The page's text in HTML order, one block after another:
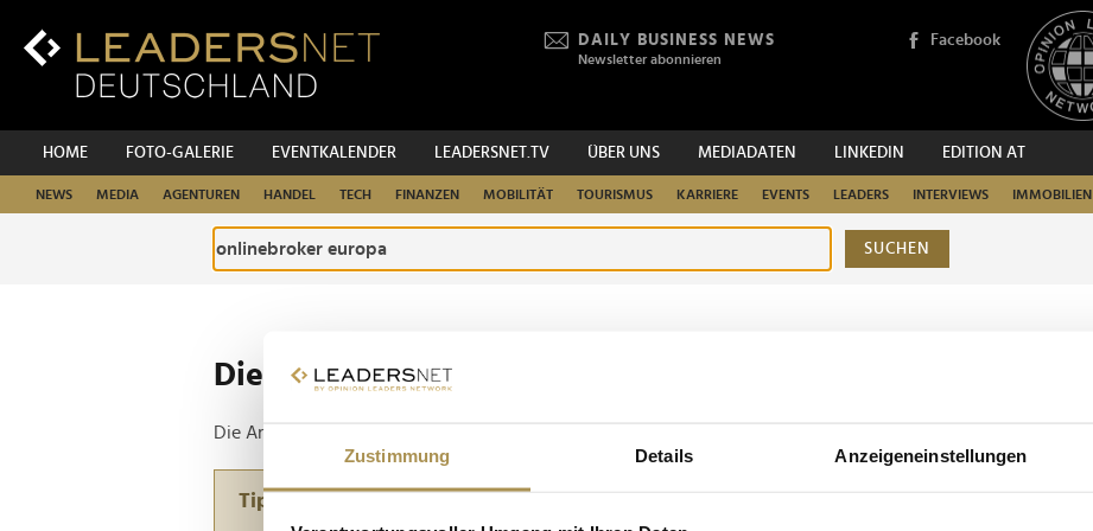
Zustimmung Details Anzeigeneinstellungen
Inhalt
DAILY BUSINESS NEWS
Newsletter abonnieren
Facebook
HOME FOTO-GALERIE EVENTKALENDER LEADERSNET.TV ÜBER UNS MEDIADATEN LINKEDIN EDITION AT
NEWS MEDIA AGENTUREN HANDEL TECH FINANZEN MOBILITÄT TOURISMUS KARRIERE EVENTS LEADERS INTERVIEWS IMMOBILIEN
SUCHEN
Die ganze Website durchsuchen
Die Anfrage ergab 1 Treffer.
Tipp